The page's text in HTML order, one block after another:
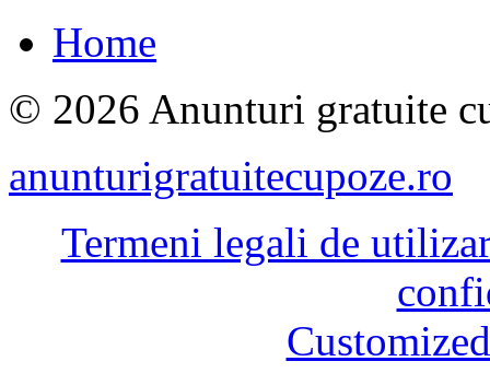
Home
© 2026 Anunturi gratuite
anunturigratuitecupoze.ro
Termeni legali de